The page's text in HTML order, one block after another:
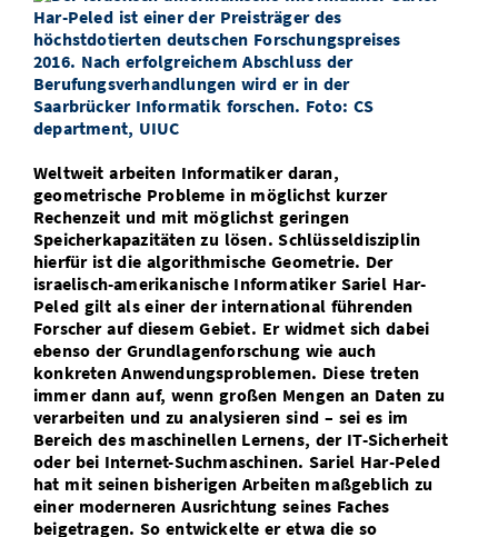
Vom Studium in den Beruf
Study Scheduler
Bibliothek
Open Science/Open Access
Start-ups
IT-Themenabend
Ranking
Zahlen & Fakten
Preise, Auszeichnungen und Förderungen
Kontakt
SIC Merchandise
SIC Podcast
Anfahrt
AnsprechpartnerInnen, Personen, Forschungsgruppen
Termine, Vorträge und Veranstaltungen
Alumni
Weltweit arbeiten Informatiker daran,
geometrische Probleme in möglichst kurzer
Rechenzeit und mit möglichst geringen
Speicherkapazitäten zu lösen. Schlüsseldisziplin
hierfür ist die algorithmische Geometrie. Der
israelisch-amerikanische Informatiker Sariel Har-
Peled gilt als einer der international führenden
Forscher auf diesem Gebiet. Er widmet sich dabei
ebenso der Grundlagenforschung wie auch
konkreten Anwendungsproblemen. Diese treten
immer dann auf, wenn großen Mengen an Daten zu
verarbeiten und zu analysieren sind – sei es im
Bereich des maschinellen Lernens, der IT-Sicherheit
oder bei Internet-Suchmaschinen. Sariel Har-Peled
hat mit seinen bisherigen Arbeiten maßgeblich zu
einer moderneren Ausrichtung seines Faches
beigetragen. So entwickelte er etwa die so